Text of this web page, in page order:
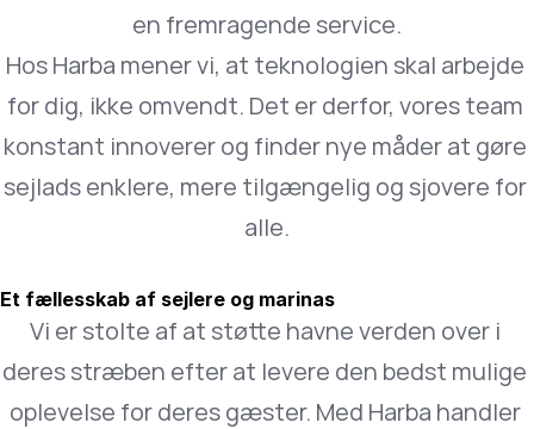
en fremragende service.
Hos Harba mener vi, at teknologien skal arbejde
for dig, ikke omvendt. Det er derfor, vores team
konstant innoverer og finder nye måder at gøre
sejlads enklere, mere tilgængelig og sjovere for
alle.
Et fællesskab af sejlere og marinas
Vi er stolte af at støtte havne verden over i
deres stræben efter at levere den bedst mulige
oplevelse for deres gæster. Med Harba handler